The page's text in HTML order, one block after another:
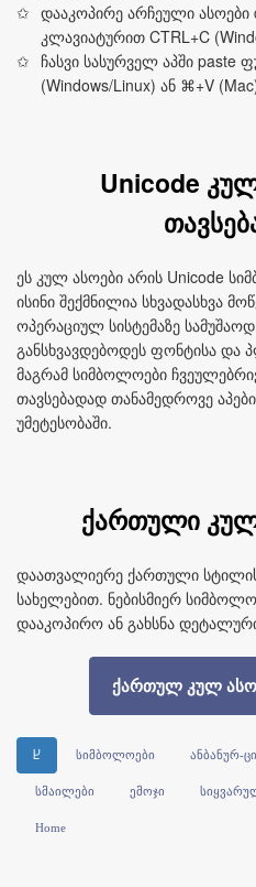
დააკოპირე არჩეული
კლავიატურით CTRL+C
ჩასვი სასურველ აპში paste
(Windows/Linux) ან ⌘+V
Unicode
ეს კულ ასოები არის Unicode
ისინი შექმნილია სხვადასხვა
ოპერაციულ სისტემაზე
განსხვავდებოდეს ფონტისა და
მაგრამ სიმბოლოები
თავსებადად თანამედროვე
უმეტესობაში.
ქართული კულ
დაათვალიერე ქართული სტილის
სახელებით. ნებისმიერ
დააკოპირო ან გახსნა
ქართულ კულ
Ⴞ სიმბოლოები ანბანურ-
სმაილები ემოჯი
Home